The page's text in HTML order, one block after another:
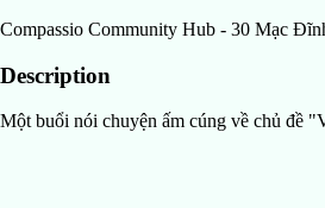
Compassio Community Hub - 30 Mạc
Description
Một buổi nói chuyện ấm cúng về chủ đề